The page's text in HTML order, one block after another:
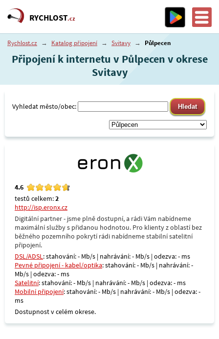
RYCHLOST.cz
Rychlost.cz → Katalog připojení → Svitavy → Půlpecen
Připojení k internetu v Půlpecen v okrese
Svitavy
Vyhledat město/obec:
4.6
testů celkem:2
http://isp.eronx.cz
Digitální partner - jsme plně dostupní, a rádi Vám nabídneme
maximální služby s přidanou hodnotou. Pro klienty z oblastí bez
běžného pozemního pokrytí rádi nabídneme stabilní satelitní
připojení.
DSL/ADSL: stahování: - Mb/s | nahrávání: - Mb/s | odezva: - ms
Pevné připojení - kabel/optika: stahování: - Mb/s | nahrávání: -
Mb/s | odezva: - ms
Satelitní: stahování: - Mb/s | nahrávání: - Mb/s | odezva: - ms
Mobilní připojení: stahování: - Mb/s | nahrávání: - Mb/s | odezva: -
ms
Dostupnost v celém okrese.